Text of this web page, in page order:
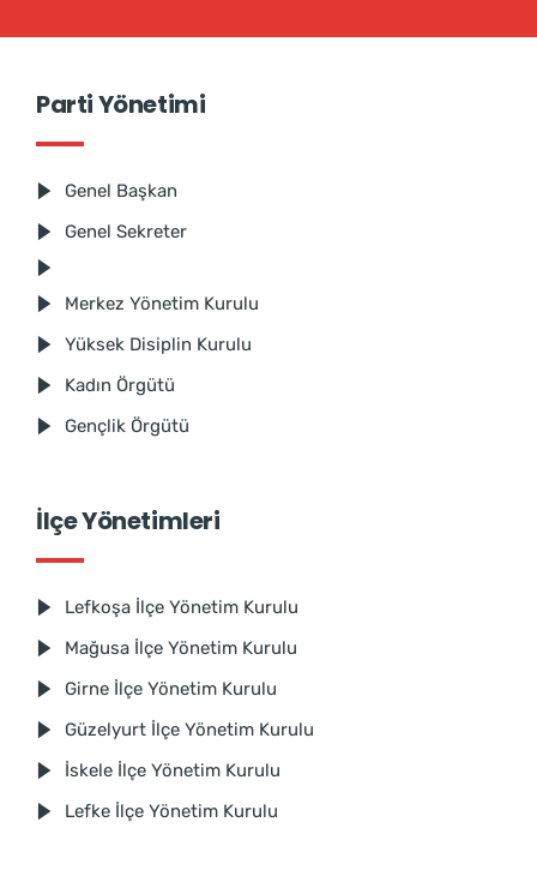
Parti Yönetimi
Genel Başkan
Genel Sekreter
Merkez Yönetim Kurulu
Yüksek Disiplin Kurulu
Kadın Örgütü
Gençlik Örgütü
İlçe Yönetimleri
Lefkoşa İlçe Yönetim Kurulu
Mağusa İlçe Yönetim Kurulu
Girne İlçe Yönetim Kurulu
Güzelyurt İlçe Yönetim Kurulu
İskele İlçe Yönetim Kurulu
Lefke İlçe Yönetim Kurulu